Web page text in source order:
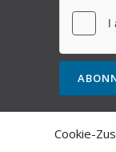
Cookie-